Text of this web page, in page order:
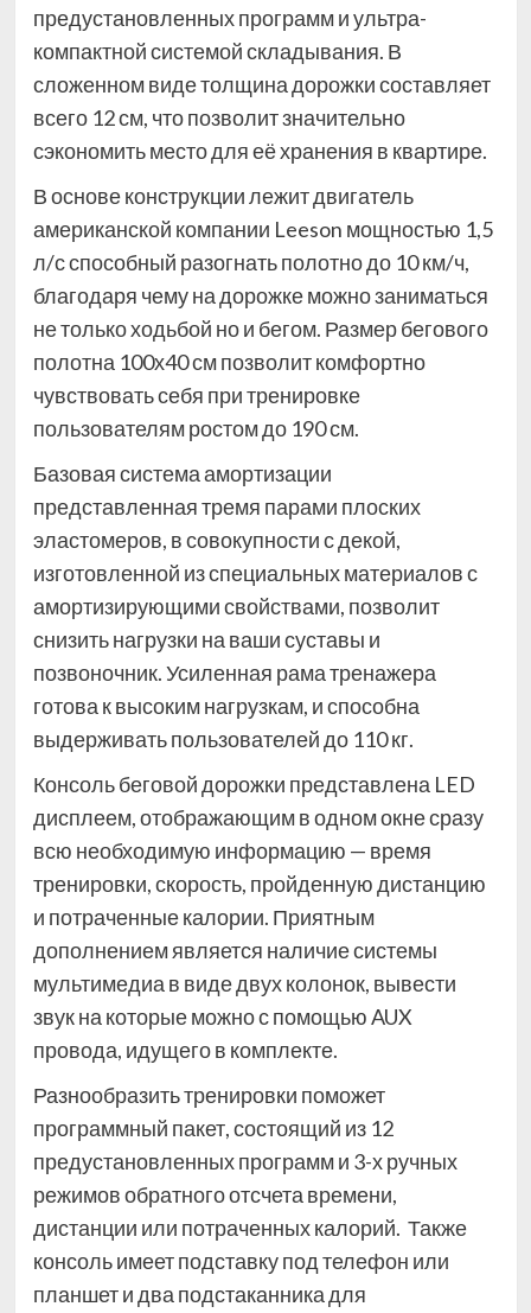
предустановленных программ и ультра-
компактной системой складывания. В
сложенном виде толщина дорожки составляет
всего 12 см, что позволит значительно
сэкономить место для её хранения в квартире.
В основе конструкции лежит двигатель
американской компании Leeson мощностью 1,5
л/с способный разогнать полотно до 10 км/ч,
благодаря чему на дорожке можно заниматься
не только ходьбой но и бегом. Размер бегового
полотна 100х40 см позволит комфортно
чувствовать себя при тренировке
пользователям ростом до 190 см.
Базовая система амортизации
представленная тремя парами плоских
эластомеров, в совокупности с декой,
изготовленной из специальных материалов с
амортизирующими свойствами, позволит
снизить нагрузки на ваши суставы и
позвоночник. Усиленная рама тренажера
готова к высоким нагрузкам, и способна
выдерживать пользователей до 110 кг.
Консоль беговой дорожки представлена LED
дисплеем, отображающим в одном окне сразу
всю необходимую информацию — время
тренировки, скорость, пройденную дистанцию
и потраченные калории. Приятным
дополнением является наличие системы
мультимедиа в виде двух колонок, вывести
звук на которые можно с помощью AUX
провода, идущего в комплекте.
Разнообразить тренировки поможет
программный пакет, состоящий из 12
предустановленных программ и 3-х ручных
режимов обратного отсчета времени,
дистанции или потраченных калорий. Также
консоль имеет подставку под телефон или
планшет и два подстаканника для